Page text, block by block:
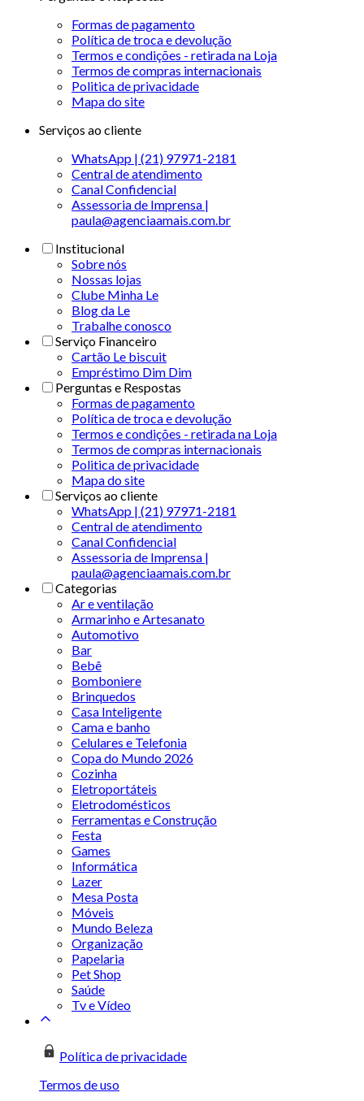
Formas de pagamento
Política de troca e devolução
Termos e condições - retirada na Loja
Termos de compras internacionais
Politica de privacidade
Mapa do site
Serviços ao cliente
WhatsApp | (21) 97971-2181
Central de atendimento
Canal Confidencial
Assessoria de Imprensa |
paula@agenciaamais.com.br
Institucional
Sobre nós
Nossas lojas
Clube Minha Le
Blog da Le
Trabalhe conosco
Serviço Financeiro
Cartão Le biscuit
Empréstimo Dim Dim
Perguntas e Respostas
Formas de pagamento
Política de troca e devolução
Termos e condições - retirada na Loja
Termos de compras internacionais
Politica de privacidade
Mapa do site
Serviços ao cliente
WhatsApp | (21) 97971-2181
Central de atendimento
Canal Confidencial
Assessoria de Imprensa |
paula@agenciaamais.com.br
Categorias
Ar e ventilação
Armarinho e Artesanato
Automotivo
Bar
Bebê
Bomboniere
Brinquedos
Casa Inteligente
Cama e banho
Celulares e Telefonia
Copa do Mundo 2026
Cozinha
Eletroportáteis
Eletrodomésticos
Ferramentas e Construção
Festa
Games
Informática
Lazer
Mesa Posta
Móveis
Mundo Beleza
Organização
Papelaria
Pet Shop
Saúde
Tv e Vídeo
Política de privacidade
Termos de uso